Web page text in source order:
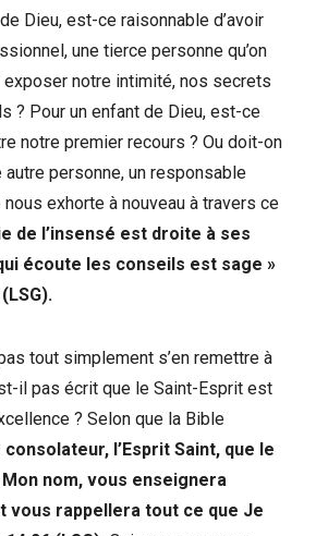
Dieu, est-ce raisonnable d’avoir
une tierce personne qu’on
exposer notre intimité, nos secrets
? Pour un enfant de Dieu, est-ce
notre premier recours ? Ou doit-on
personne, un responsable
nous exhorte à nouveau à travers ce
de l’insensé est droite à ses
écoute les conseils est sage »
tout simplement s’en remettre à
il pas écrit que le Saint-Esprit est
? Selon que la Bible
consolateur, l’Esprit Saint, que le
nom, vous enseignera
vous rappellera tout ce que Je